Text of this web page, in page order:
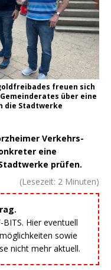
freuen sich
über eine
die Stadtwerke
Verkehrs-
eine
prüfen.
(Lesezeit: 2 Minuten)
Hier eventuell
sowie
nicht mehr aktuell.